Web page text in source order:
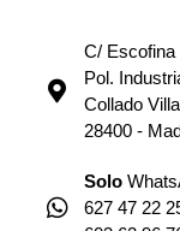
C/ Escofina
Pol.
Collado
28400 -
Solo
627 47 22